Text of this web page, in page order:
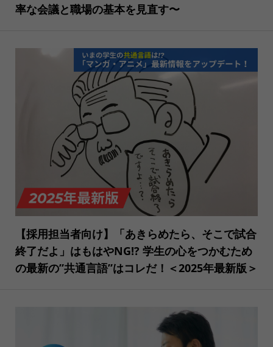
率な会議と職場の基本を見直す〜
【採用担当者向け】「あきらめたら、そこで試合
終了だよ」はもはやNG!? 学生の心をつかむため
の最新の”共通言語”はコレだ！＜2025年最新版＞